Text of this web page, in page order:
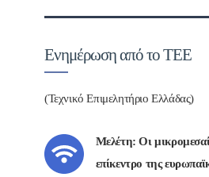
Ενημέρωση από το ΤΕΕ
(Τεχνικό Επιμελητήριο Ελλάδας)
Μελέτη: Οι
επίκεντρο της